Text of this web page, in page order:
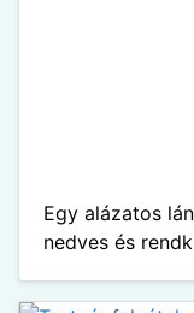
Egy alázatos
nedves és